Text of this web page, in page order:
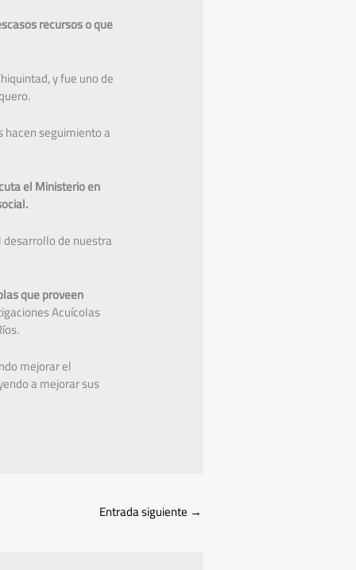
recursos o que
y fue uno de
hacen seguimiento a
el Ministerio en
de nuestra
que proveen
Acuícolas
mejorar el
a mejorar sus
Entrada siguiente →